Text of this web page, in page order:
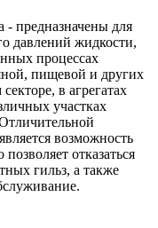
- предназначены для
давлений жидкости,
процессах
пищевой и других
в агрегатах
участках
возможность
отказаться
гильз, а также